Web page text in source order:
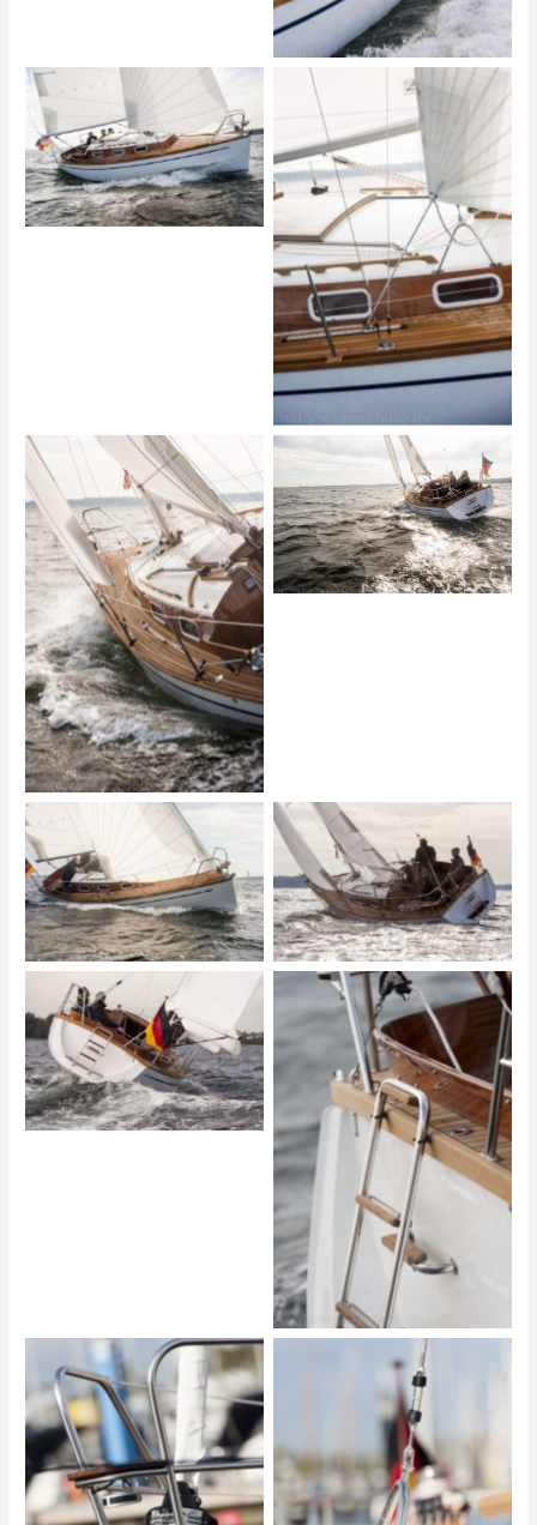
Biga 242
Biga 242
Biga 242
Biga 242
Biga 242 Biga 242
Biga 242
Biga 242